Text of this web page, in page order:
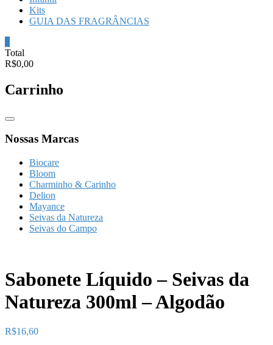
Kits
GUIA DAS FRAGRÂNCIAS
Total
R$0,00
Carrinho
Catalog
Nossas Marcas
Biocare
Bloom
Charminho & Carinho
Delion
Mayance
Seivas da Natureza
Seivas do Campo
Sabonete Líquido – Seivas da
Natureza 300ml – Algodão
R$16,60